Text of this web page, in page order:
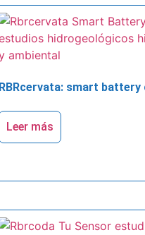
RBRcervata: smart
Leer más